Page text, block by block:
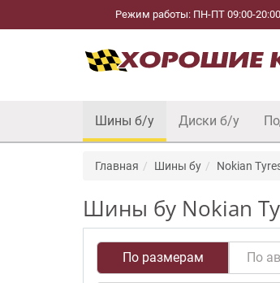
Режим работы: ПН-ПТ 09:00-
Шины б/у Диски б/у
Главная Шины бу Nokian
Шины бу Nokian
По размерам По